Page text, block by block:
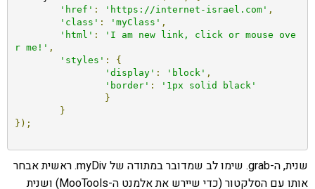
'href' : 'https://internet-israel.com' ,
'class' : 'myClass' ,
'html' :
'I am new link, click or mouse ove
r me!' ,
'styles' :
{
'display' : 'block' ,
'border' :
'1px solid black'
}
}
});
שנית, ה-grab. שימו לב שמדובר במתודה של myDiv. ראשית אבחר
אותו עם הסלקטור (כדי שיירש את אלמנט ה-MooTools) ושנית